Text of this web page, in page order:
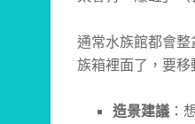
通常水族館都會
族箱裡面了，要移
造景建議 ：